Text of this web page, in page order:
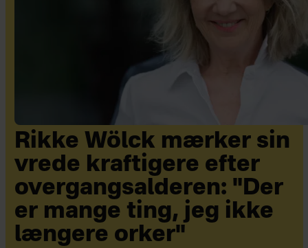
Rikke Wölck mærker sin
vrede kraftigere efter
overgangsalderen: "Der
er mange ting, jeg ikke
længere orker"